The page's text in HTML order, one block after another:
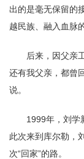
出的是毫无保留的
越民族、融入血脉
后来，因父亲
还有我父亲，都曾
说。
1999年，刘学
此次来到库尔勒，
次“回家”的路。